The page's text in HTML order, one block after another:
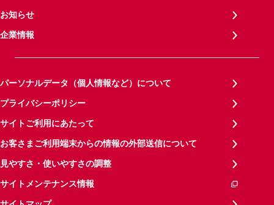
お知らせ
企業情報
パーソナルデータ（個人情報など）について
プライバシーポリシー
サイトご利用にあたって
お客さまご利用端末からの情報の外部送信について
見やすさ・使いやすさの調整
サイトメンテナンス情報